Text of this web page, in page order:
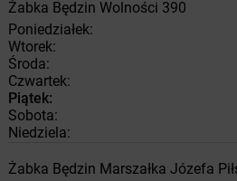
Żabka Będzin Wolności 390
Poniedziałek:
Wtorek:
Środa:
Czwartek:
Piątek:
Sobota:
Niedziela:
Żabka Będzin Marszałka Józefa